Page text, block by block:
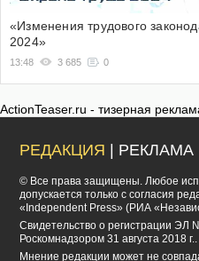
«Изменения трудового
2024»
13:48 3 685 0
ActionTeaser.ru - тизерная
РЕДАКЦИЯ | РЕКЛАМА
© Все права защищены. Любое
допускается только с согласия
«Independent Press» (РИА
Cвидетельство о регистрации
Роскомнадзором 31 августа 2018
Мнение редакции может не